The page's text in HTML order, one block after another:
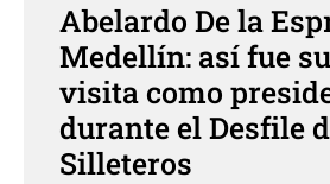
Abelardo De la
Medellín: así fue
visita como
durante el Desfile
Silleteros